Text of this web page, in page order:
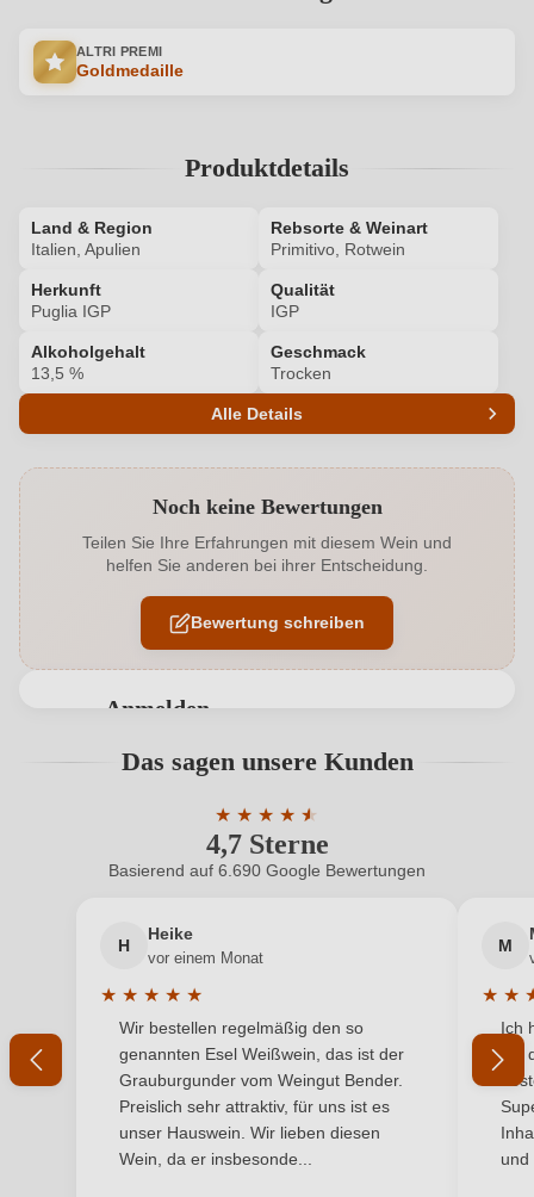
ALTRI PREMI
Goldmedaille
Produktdetails
Land & Region
Italien, Apulien
Rebsorte & Weinart
Primitivo, Rotwein
Herkunft
Puglia IGP
Qualität
IGP
Alkoholgehalt
13,5 %
Geschmack
Trocken
Alle Details
Alkoholgehalt in % 13,5 %
Allergene Enthält Sulfite
Geographische Angabe Puglia IGP
Passt zu Pasta, Rotes Fleisch, Wild
Qualität IGP
Primitivo
Noch keine Bewertungen
Teilen Sie Ihre Erfahrungen mit diesem Wein und
helfen Sie anderen bei ihrer Entscheidung.
Bewertung schreiben
Anmelden
Benutzern abgegeben werden. Bitte loggen Sie sich
Neuer Kunde? Neuer Kunde?
Ihre E-Mail-Adresse
Ihr Passwort
Ich habe mein Passwort vergessen
Das sagen unsere Kunden
4,7 Sterne
★ ★ ★ ★ ★
★
Durchschnittliche Bewertung von 4.7
Basierend auf 6.690 Google Bewertungen
H
Heike
vor einem Monat
★ ★ ★ ★ ★
Durchschnittliche Bewertung von 5 von 5 Sternen
Wir bestellen regelmäßig den so
genannten Esel Weißwein, das ist der
Grauburgunder vom Weingut Bender.
Preislich sehr attraktiv, für uns ist es
unser Hauswein. Wir lieben diesen
Wein, da er insbesonde...
M
★ ★
Ich
mit
und